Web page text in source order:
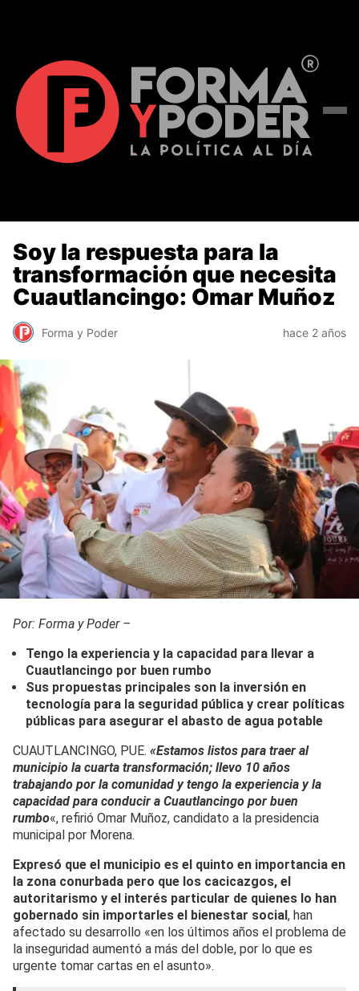
Soy la respuesta para la
transformación que necesita
Cuautlancingo: Omar Muñoz
Forma y Poder hace 2 años
Por: Forma y Poder –
Tengo la experiencia y la capacidad para llevar a
Cuautlancingo por buen rumbo
Sus propuestas principales son la inversión en
tecnología para la seguridad pública y crear políticas
públicas para asegurar el abasto de agua potable
CUAUTLANCINGO, PUE. «Estamos listos para traer al
municipio la cuarta transformación; llevo 10 años
trabajando por la comunidad y tengo la experiencia y la
capacidad para conducir a Cuautlancingo por buen
rumbo«, refirió Omar Muñoz, candidato a la presidencia
municipal por Morena.
Expresó que el municipio es el quinto en importancia en
la zona conurbada pero que los cacicazgos, el
autoritarismo y el interés particular de quienes lo han
gobernado sin importarles el bienestar social , han
afectado su desarrollo «en los últimos años el problema de
la inseguridad aumentó a más del doble, por lo que es
urgente tomar cartas en el asunto».